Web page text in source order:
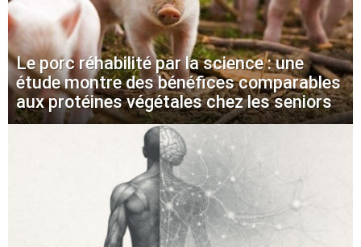
Le porc réhabilité par la science : une
étude montre des bénéfices comparables
aux protéines végétales chez les seniors